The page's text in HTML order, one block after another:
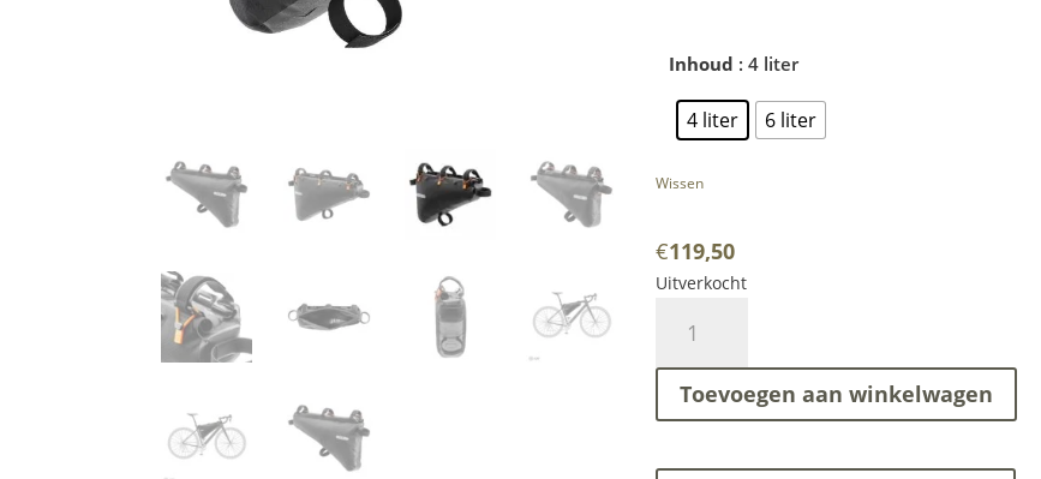
Inhoud : 4 liter
4 liter 6 liter
Wissen
€119,50
Uitverkocht
Frame
PackToevoegen aan winkelwagen